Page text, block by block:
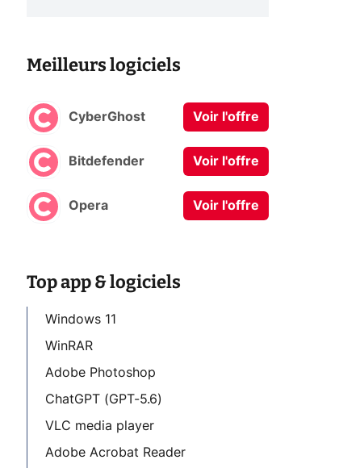
Meilleurs logiciels
CyberGhost Voir l'offre
Bitdefender Voir l'offre
Opera Voir l'offre
Top app & logiciels
Windows 11
WinRAR
Adobe Photoshop
ChatGPT (GPT-5.6)
VLC media player
Adobe Acrobat Reader